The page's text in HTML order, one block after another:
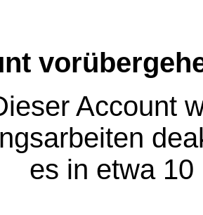
Account
es in etwa